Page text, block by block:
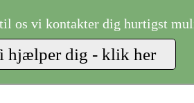
os vi kontakter dig hurtigst